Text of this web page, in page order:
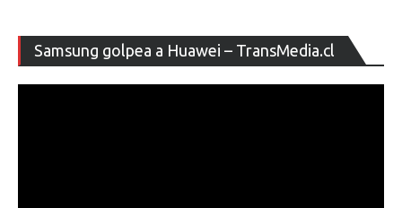
Samsung golpea a Huawei – TransMedia.cl
de